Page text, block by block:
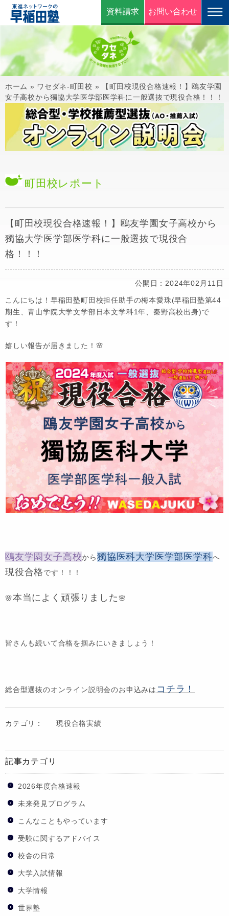
資料請求 お問い合わせ
ホーム » ワセダネ-町田校 »
【町田校現役合格速報！】鴎友学園
女子高校から獨協大学医学部医学科に一般選抜で現役合格！！！
町田校レポート
【町田校現役合格速報！】鴎友学園女子高校から
獨協大学医学部医学科に一般選抜で現役合
格！！！
公開日：2024年02月11日
こんにちは！早稲田塾町田校担任助手の梅本愛珠(早稲田塾第44
期生、青山学院大学文学部日本文学科1年、秦野高校出身)で
す！
嬉しい報告が届きました！🌸
鴎友学園女子高校から獨協医科大学医学部医学科へ
現役合格です！！！
🌸本当によく頑張りました 🌸
皆さんも続いて合格を掴みにいきましょう！
総合型選抜のオンライン説明会のお申込みは コチラ！
カテゴリ： 現役合格実績
記事カテゴリ
2026年度合格速報
未来発見プログラム
こんなこともやっています
受験に関するアドバイス
校舎の日常
大学入試情報
大学情報
世界塾